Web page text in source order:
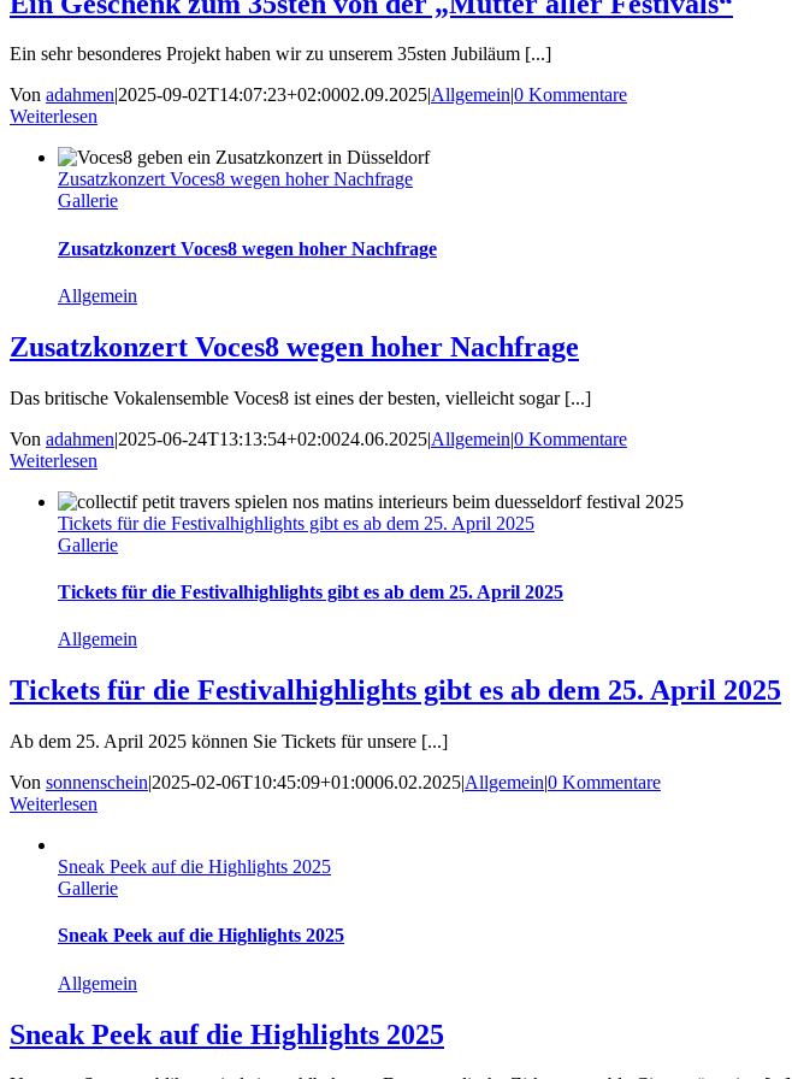
Ein sehr besonderes Projekt haben wir zu unserem 35sten Jubiläum [...]
Von adahmen|2025-09-02T14:07:23+02:0002.09.2025|Allgemein|0 Kommentare
Weiterlesen
Zusatzkonzert Voces8 wegen hoher Nachfrage
Gallerie
Zusatzkonzert Voces8 wegen hoher Nachfrage
Allgemein
Zusatzkonzert Voces8 wegen hoher Nachfrage
Das britische Vokalensemble Voces8 ist eines der besten, vielleicht sogar [...]
Von adahmen|2025-06-24T13:13:54+02:0024.06.2025|Allgemein|0 Kommentare
Weiterlesen
Tickets für die Festivalhighlights gibt es ab dem 25. April 2025
Gallerie
Tickets für die Festivalhighlights gibt es ab dem 25. April 2025
Allgemein
Tickets für die Festivalhighlights gibt es ab dem 25. April 2025
Ab dem 25. April 2025 können Sie Tickets für unsere [...]
Von sonnenschein|2025-02-06T10:45:09+01:0006.02.2025|Allgemein|0 Kommentare
Weiterlesen
Sneak Peek auf die Highlights 2025
Gallerie
Sneak Peek auf die Highlights 2025
Allgemein
Sneak Peek auf die Highlights 2025